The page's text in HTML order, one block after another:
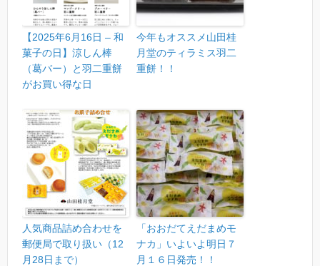
【2025年6月16日 – 和
菓子の日】涼しん棒
（葛バー）と羽二重餅
がお買い得な日
今年もオススメ山田桂
月堂のティラミス羽二
重餅！！
人気商品詰め合わせを
郵便局で取り扱い（12
月28日まで）
「おおだてえだまめモ
ナカ」いよいよ明日７
月１６日発売！！